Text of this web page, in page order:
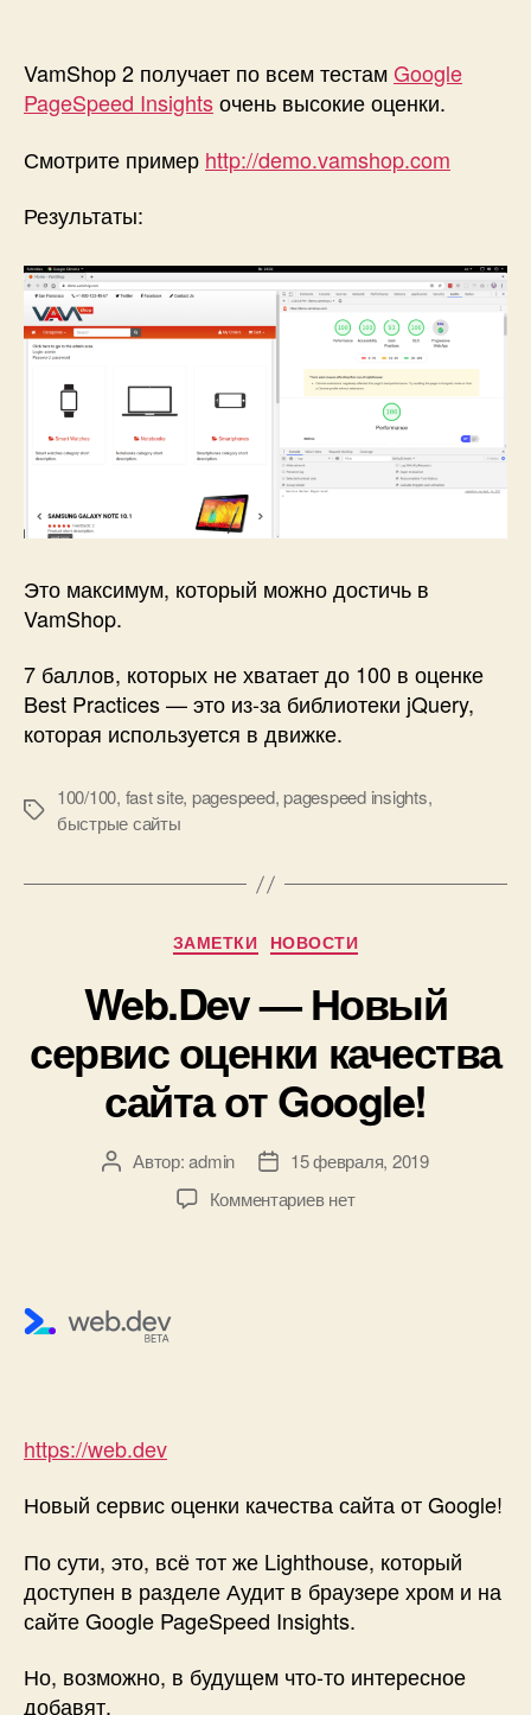
VamShop
в
Google
Insights!
VamShop 2 получает по всем тестамGoogle
PageSpeed Insightsочень высокие оценки.
Смотрите пример http://demo.vamshop.com
Результаты:
Это максимум, который можно достичь в
VamShop.
7 баллов, которых не хватает до 100 в оценке
Best Practices — это из-за библиотеки jQuery,
которая используется в движке.
Метки
100/100, fast site, pagespeed,pagespeed insights,
быстрые сайты
Рубрики
ЗАМЕТКИ НОВОСТИ
Web.Dev — Новый
сервис оценки качества
сайта от Google!
АвторАвтор:admin
Дата15 февраля, 2019
Комментариевк
нет
https://web.dev
Новый сервис оценки качества сайта от Google!
По сути, это, всё тот же Lighthouse, который
доступен в разделе Аудит в браузере хром и на
сайте Google PageSpeed Insights.
Но, возможно, в будущем что-то интересное
добавят.